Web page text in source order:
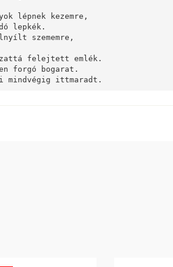
lépnek kezemre,
lepkék.
szememre,
felejtett emlék.
forgó bogarat.
mindvégig ittmaradt.